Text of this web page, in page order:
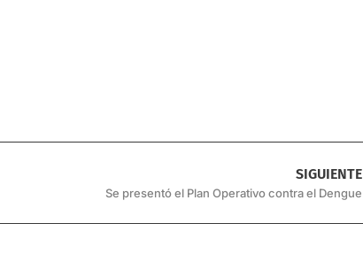
SIGUIENTE
Se presentó el Plan Operativo contra el Dengue